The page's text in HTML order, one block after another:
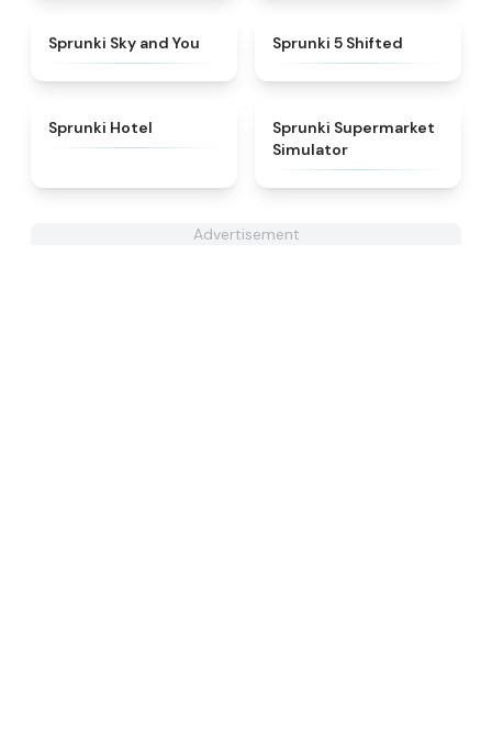
Sprunki Sky and You Sprunki 5 Shifted
Sprunki Hotel ★ 4.8
Sprunki Supermarket
Simulator
Advertisement